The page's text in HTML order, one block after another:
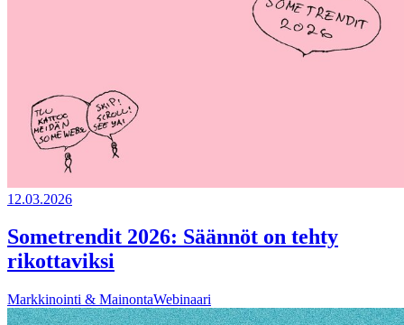
12.03.2026
Sometrendit 2026: Säännöt on tehty
rikottaviksi
Markkinointi & MainontaWebinaari